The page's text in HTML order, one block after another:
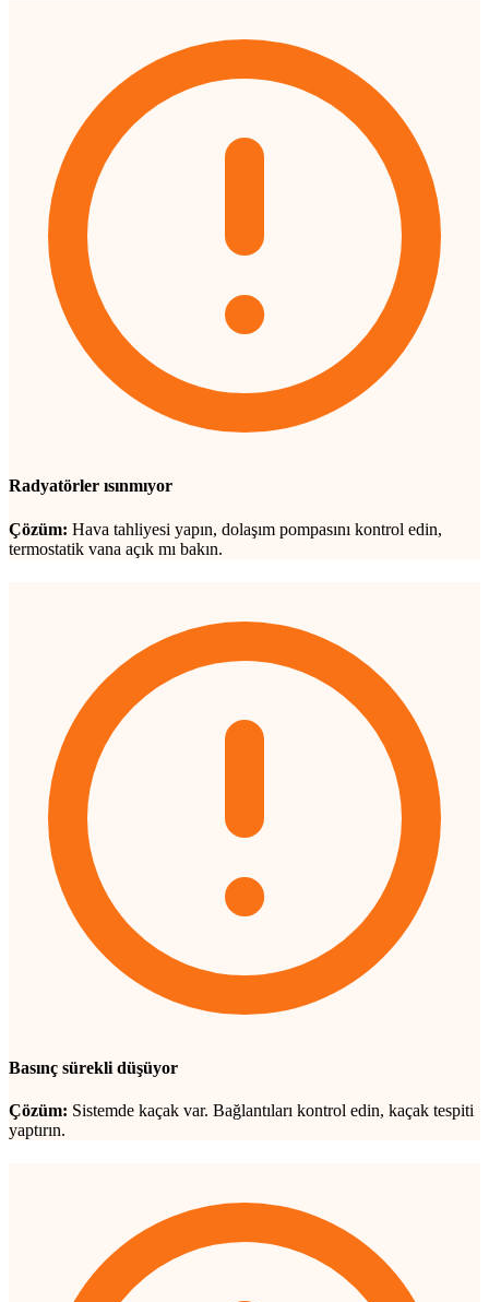
Radyatörler ısınmıyor
Çözüm: Hava tahliyesi yapın, dolaşım pompasını kontrol edin,
termostatik vana açık mı bakın.
Basınç sürekli düşüyor
Çözüm: Sistemde kaçak var. Bağlantıları kontrol edin, kaçak tespiti
yaptırın.